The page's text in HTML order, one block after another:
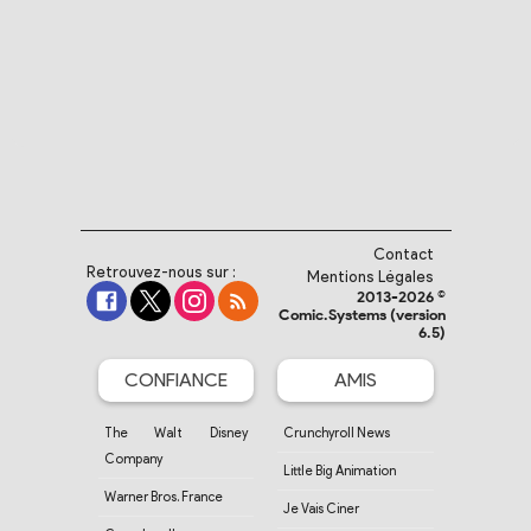
Retrouvez-nous sur :
Contact
Mentions Légales
2013-2026 ©
Comic.Systems (version
6.5)
CONFIANCE
The Walt Disney
Company
Warner Bros. France
AMIS
Crunchyroll News
Little Big Animation
Je Vais Ciner